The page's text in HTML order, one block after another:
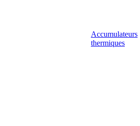
Accumulateurs
thermiques